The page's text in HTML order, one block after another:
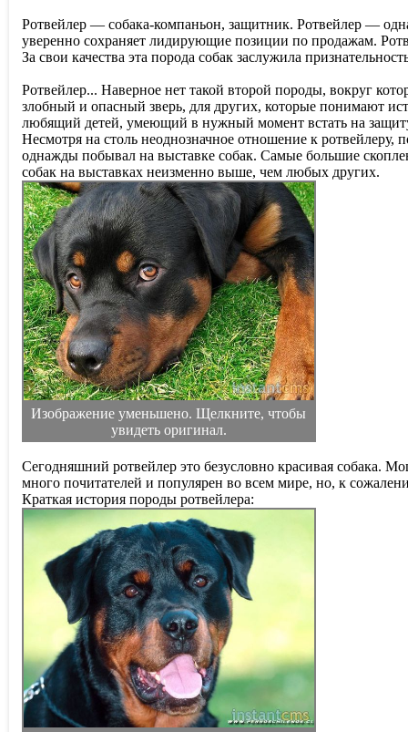
Ротвейлер — собака-компаньон, защитник. Ротвейлер —
уверенно сохраняет лидирующие позиции по продажам.
За свои качества эта порода собак заслужила
Ротвейлер... Наверное нет такой второй породы, вокруг
злобный и опасный зверь, для других, которые понимают
любящий детей, умеющий в нужный момент встать на
Несмотря на столь неоднозначное отношение к
однажды побывал на выставке собак. Самые большие
собак на выставках неизменно выше, чем любых других.
Изображение уменьшено. Щелкните, чтобы
увидеть оригинал.
Сегодняшний ротвейлер это безусловно красивая собака.
много почитателей и популярен во всем мире, но, к
Краткая история породы ротвейлера: